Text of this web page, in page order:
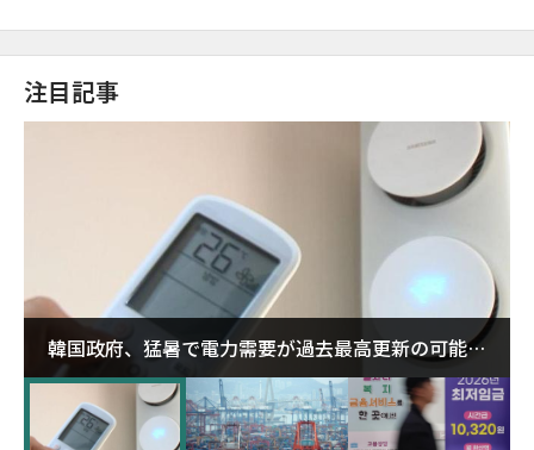
注目記事
韓国政府、猛暑で電力需要が過去最高更新の可能性
に需給対応体制を点検